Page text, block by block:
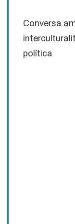
Conversa
política